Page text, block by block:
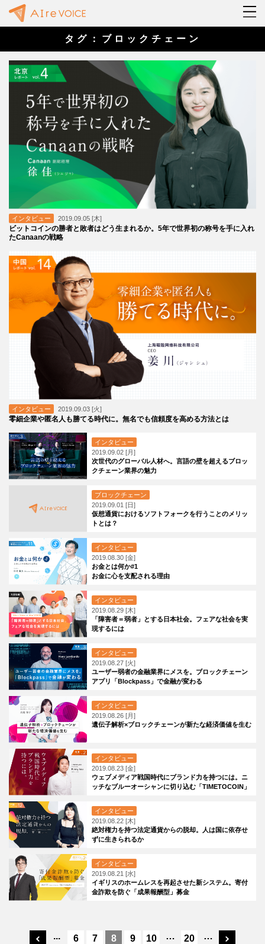
タグ：ブロックチェーン
インタビュー 2019.09.05 [木]
ビットコインの勝者と敗者はどう生まれるか。5年で世界初の称号を手に入れ
たCanaanの戦略
インタビュー 2019.09.03 [火]
零細企業や匿名人も勝てる時代に。無名でも信頼度を高める方法とは
インタビュー
2019.09.02 [月]
次世代のグローバル人材へ。言語の壁を超えるブロッ
クチェーン業界の魅力
ブロックチェーン
2019.09.01 [日]
仮想通貨におけるソフトフォークを行うことのメリッ
トとは？
インタビュー
2019.08.30 [金]
お金とは何か#1
お金に心を支配される理由
インタビュー
2019.08.29 [木]
「障害者＝弱者」とする日本社会。フェアな社会を実
現するには
インタビュー
2019.08.27 [火]
ユーザー弱者の金融業界にメスを。ブロックチェーン
アプリ「Blockpass」で金融が変わる
インタビュー
2019.08.26 [月]
遺伝子解析×ブロックチェーンが新たな経済価値を生む
インタビュー
2019.08.23 [金]
ウェブメディア戦国時代にブランド力を持つには。ニ
ッチなブルーオーシャンに切り込む「TIMETOCOIN」
インタビュー
2019.08.22 [木]
絶対権力を持つ法定通貨からの脱却。人は国に依存せ
ずに生きられるか
インタビュー
2019.08.21 [水]
イギリスのホームレスを再起させた新システム。寄付
金詐欺を防ぐ「成果報酬型」募金
... 6 7 8 9 10 … 20 …